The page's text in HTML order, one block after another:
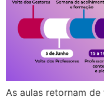
As aulas retornam